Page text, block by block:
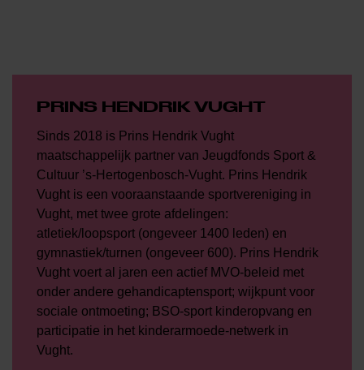
PRINS HENDRIK VUGHT
Sinds 2018 is Prins Hendrik Vught
maatschappelijk partner van Jeugdfonds Sport &
Cultuur ’s-Hertogenbosch-Vught. Prins Hendrik
Vught is een vooraanstaande sportvereniging in
Vught, met twee grote afdelingen:
atletiek/loopsport (ongeveer 1400 leden) en
gymnastiek/turnen (ongeveer 600). Prins Hendrik
Vught voert al jaren een actief MVO-beleid met
onder andere gehandicaptensport; wijkpunt voor
sociale ontmoeting; BSO-sport kinderopvang en
participatie in het kinderarmoede-netwerk in
Vught.